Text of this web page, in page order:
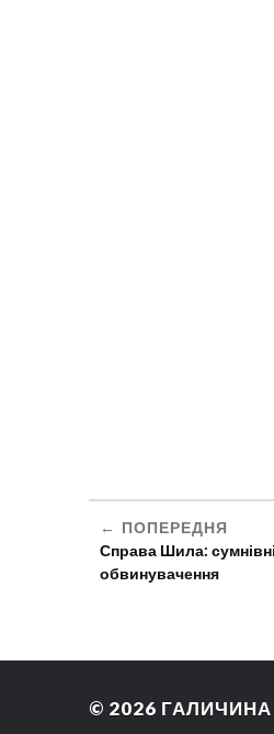
ПОПЕРЕДНЯ
Справа Шила:
обвинувачення
© 2026